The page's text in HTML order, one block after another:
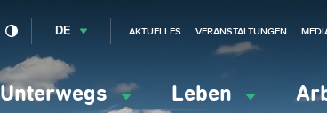
Unterwegs Leben
DE AKTUELLES VERANSTALTUNGEN